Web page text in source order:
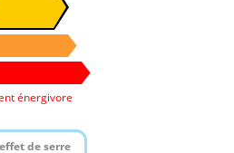
énergivore
de serre